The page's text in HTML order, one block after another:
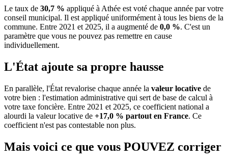
Le taux de 30,7 % appliqué à Athée est voté chaque année par votre
conseil municipal. Il est appliqué uniformément à tous les biens de la
commune. Entre 2021 et 2025, il a augmenté de 0,0 %. C'est un
paramètre que vous ne pouvez pas remettre en cause
individuellement.
L'État ajoute sa propre hausse
En parallèle, l'État revalorise chaque année la valeur locative de
votre bien : l'estimation administrative qui sert de base de calcul à
votre taxe foncière. Entre 2021 et 2025, ce coefficient national a
alourdi la valeur locative de +17,0 % partout en France. Ce
coefficient n'est pas contestable non plus.
Mais voici ce que vous POUVEZ corriger